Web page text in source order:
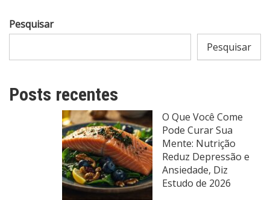
Pesquisar
Pesquisar
Posts recentes
O Que Você Come
Pode Curar Sua
Mente: Nutrição
Reduz Depressão e
Ansiedade, Diz
Estudo de 2026